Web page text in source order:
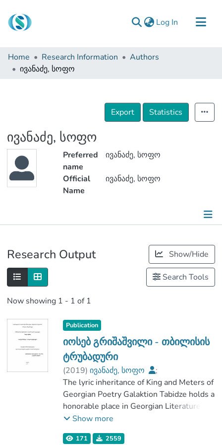
Log In (current)
Communities & Collections
Browse
Home Research Information
Authors
ივანაძე, სოფო
Export Statistics
ივანაძე, სოფო
Preferred
name
ივანაძე, სოფო
Official
Name
ივანაძე, სოფო
Research Output Show/Hide
Search Tools
Now showing 1 - 1 of 1
Publication
იოსებ გრიშაშვილი - თბილისის
ტრუბადური
(2019) ივანაძე, სოფო
;
კუკულაძე, ლელა
;
ჰუმანიტარულ მეცნიერებათა და
განათლების ფაკულტეტი
;
ტბელ აბუსერისძის სახელობის
The lyric inheritance of King and Meters of
Georgian Poetry Galaktion Tabidze holds a
honorable place in Georgian Literature. To
share with his poetry is a pleasure, but the
understand it. To analyze it is also a big
Show more
171 2559